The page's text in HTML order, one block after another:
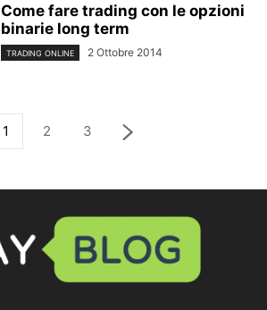
Come fare trading con le opzioni
binarie long term
TRADING ONLINE 2 Ottobre 2014
1 2 3